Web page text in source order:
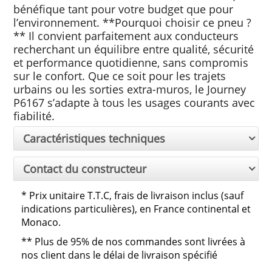
bénéfique tant pour votre budget que pour
l’environnement. **Pourquoi choisir ce pneu ?
** Il convient parfaitement aux conducteurs
recherchant un équilibre entre qualité, sécurité
et performance quotidienne, sans compromis
sur le confort. Que ce soit pour les trajets
urbains ou les sorties extra-muros, le Journey
P6167 s’adapte à tous les usages courants avec
fiabilité.
Caractéristiques techniques
Contact du constructeur
* Prix unitaire T.T.C, frais de livraison inclus (sauf
indications particulières), en France continental et
Monaco.
** Plus de 95% de nos commandes sont livrées à
nos client dans le délai de livraison spécifié